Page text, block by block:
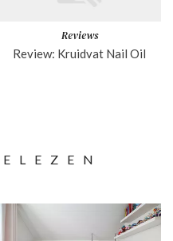
Reviews
Review: Kruidvat Nail Oil